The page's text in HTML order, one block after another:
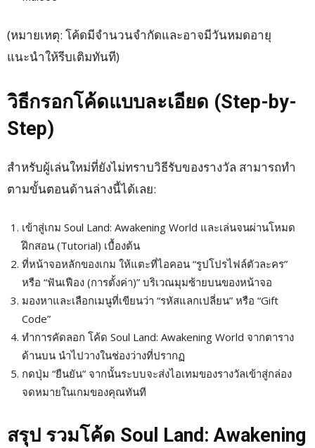
(หมายเหตุ: โค้ดมีจำนวนจำกัดและอาจมีวันหมดอายุ
แนะนำให้รีบเติมทันที)
วิธีกรอกโค้ดแบบละเอียด (Step-by-
Step)
สำหรับผู้เล่นใหม่ที่ยังไม่ทราบวิธีรับของรางวัล สามารถทำ
ตามขั้นตอนด้านล่างนี้ได้เลย:
เข้าสู่เกม Soul Land: Awakening World และเล่นจนผ่านโหมด
ฝึกสอน (Tutorial) เบื้องต้น
ที่หน้าจอหลักของเกม ให้แตะที่ไอคอน “รูปโปรไฟล์ตัวละคร”
หรือ “ฟันเฟือง (การตั้งค่า)” บริเวณมุมซ้ายบนของหน้าจอ
มองหาและเลือกเมนูที่เขียนว่า “รหัสแลกเปลี่ยน” หรือ “Gift
Code”
ทำการคัดลอก โค้ด Soul Land: Awakening World จากตาราง
ด้านบน นำไปวางในช่องว่างที่ปรากฏ
กดปุ่ม “ยืนยัน” จากนั้นระบบจะส่งไอเทมของรางวัลเข้าสู่กล่อง
จดหมายในเกมของคุณทันที
สรุป รวมโค้ด Soul Land: Awakening